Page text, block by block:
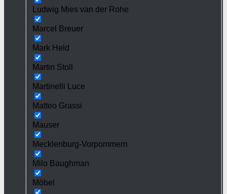
Ludwig Mies van der Rohe
Marcel Breuer
Mark Held
Martin Stoll
Martinelli Luce
Matteo Grassi
Mauser
Mecklenburg-Vorpommern
Milo Baughman
Möbel